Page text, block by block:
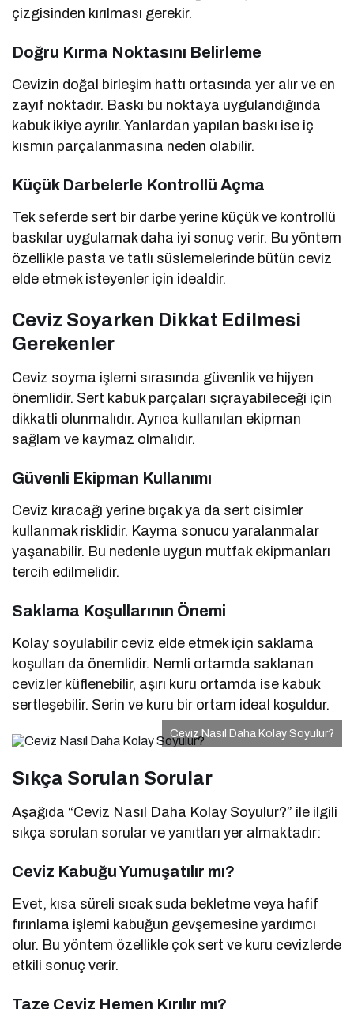
çizgisinden kırılması gerekir.
Doğru Kırma Noktasını Belirleme
Cevizin doğal birleşim hattı ortasında yer alır ve en
zayıf noktadır. Baskı bu noktaya uygulandığında
kabuk ikiye ayrılır. Yanlardan yapılan baskı ise iç
kısmın parçalanmasına neden olabilir.
Küçük Darbelerle Kontrollü Açma
Tek seferde sert bir darbe yerine küçük ve kontrollü
baskılar uygulamak daha iyi sonuç verir. Bu yöntem
özellikle pasta ve tatlı süslemelerinde bütün ceviz
elde etmek isteyenler için idealdir.
Ceviz Soyarken Dikkat Edilmesi
Gerekenler
Ceviz soyma işlemi sırasında güvenlik ve hijyen
önemlidir. Sert kabuk parçaları sıçrayabileceği için
dikkatli olunmalıdır. Ayrıca kullanılan ekipman
sağlam ve kaymaz olmalıdır.
Güvenli Ekipman Kullanımı
Ceviz kıracağı yerine bıçak ya da sert cisimler
kullanmak risklidir. Kayma sonucu yaralanmalar
yaşanabilir. Bu nedenle uygun mutfak ekipmanları
tercih edilmelidir.
Saklama Koşullarının Önemi
Kolay soyulabilir ceviz elde etmek için saklama
koşulları da önemlidir. Nemli ortamda saklanan
cevizler küflenebilir, aşırı kuru ortamda ise kabuk
sertleşebilir. Serin ve kuru bir ortam ideal koşuldur.
Ceviz Nasıl Daha Kolay Soyulur?
Sıkça Sorulan Sorular
Aşağıda “Ceviz Nasıl Daha Kolay Soyulur?” ile ilgili
sıkça sorulan sorular ve yanıtları yer almaktadır:
Ceviz Kabuğu Yumuşatılır mı?
Evet, kısa süreli sıcak suda bekletme veya hafif
fırınlama işlemi kabuğun gevşemesine yardımcı
olur. Bu yöntem özellikle çok sert ve kuru cevizlerde
etkili sonuç verir.
Taze Ceviz Hemen Kırılır mı?